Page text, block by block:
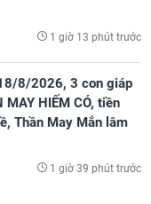
1 giờ 13 phút trước
8/2026, 3 con giáp
HIẾM CÓ, tiền
Thần May Mắn lâm
1 giờ 39 phút trước